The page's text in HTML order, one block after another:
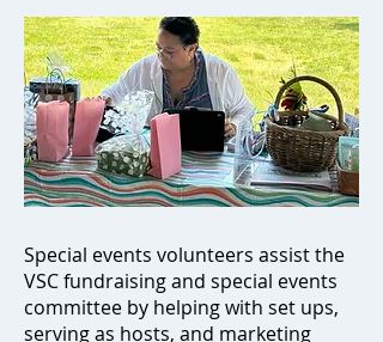
Special events volunteers assist the
VSC fundraising and special events
committee by helping with set ups,
serving as hosts, and marketing